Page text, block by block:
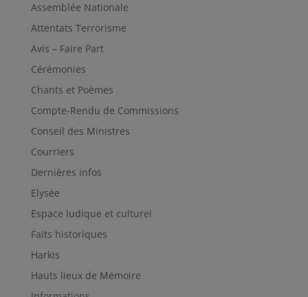
Assemblée Nationale
Attentats Terrorisme
Avis – Faire Part
Cérémonies
Chants et Poèmes
Compte-Rendu de Commissions
Conseil des Ministres
Courriers
Dernières infos
Elysée
Espace ludique et culturel
Faits historiques
Harkis
Hauts lieux de Mémoire